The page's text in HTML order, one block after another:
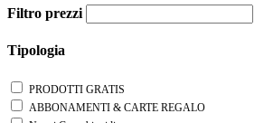
Filtro prezzi
Tipologia
PRODOTTI GRATIS
ABBONAMENTI & CARTE REGALO